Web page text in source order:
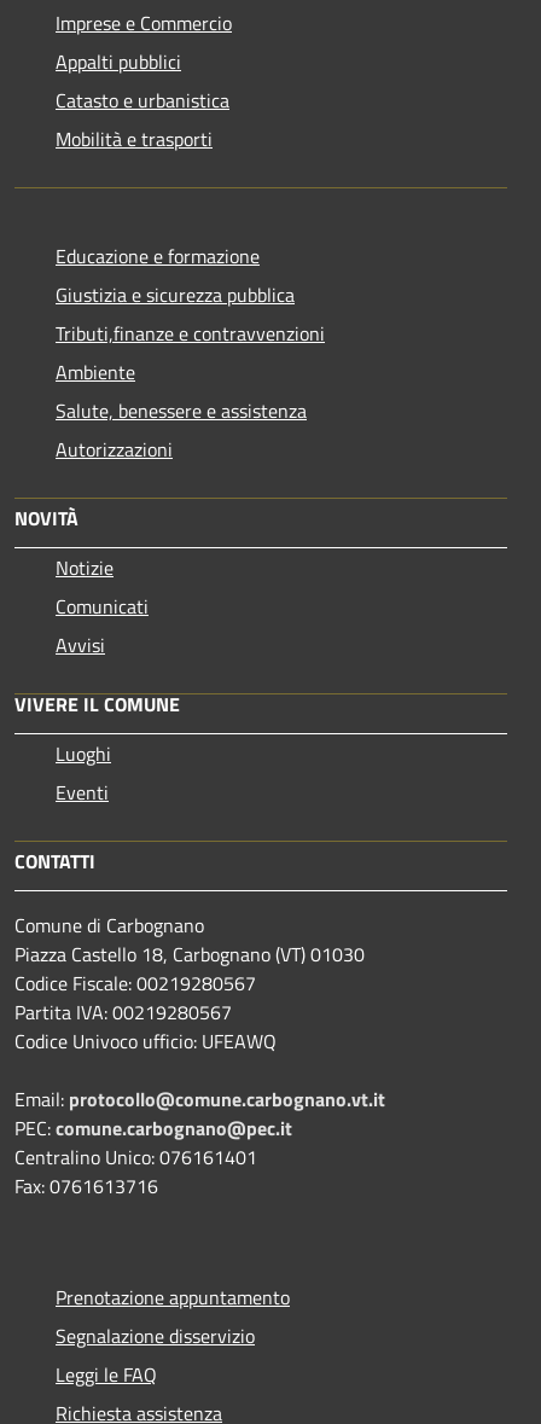
Imprese e Commercio
Appalti pubblici
Catasto e urbanistica
Mobilità e trasporti
Educazione e formazione
Giustizia e sicurezza pubblica
Tributi,finanze e contravvenzioni
Ambiente
Salute, benessere e assistenza
Autorizzazioni
NOVITÀ
Notizie
Comunicati
Avvisi
VIVERE IL COMUNE
Luoghi
Eventi
CONTATTI
Comune di Carbognano
Piazza Castello 18, Carbognano (VT) 01030
Codice Fiscale: 00219280567
Partita IVA: 00219280567
Codice Univoco ufficio: UFEAWQ
Email: protocollo@comune.carbognano.vt.it
PEC:comune.carbognano@pec.it
Centralino Unico: 076161401
Fax: 0761613716
Prenotazione appuntamento
Segnalazione disservizio
Leggi le FAQ
Richiesta assistenza